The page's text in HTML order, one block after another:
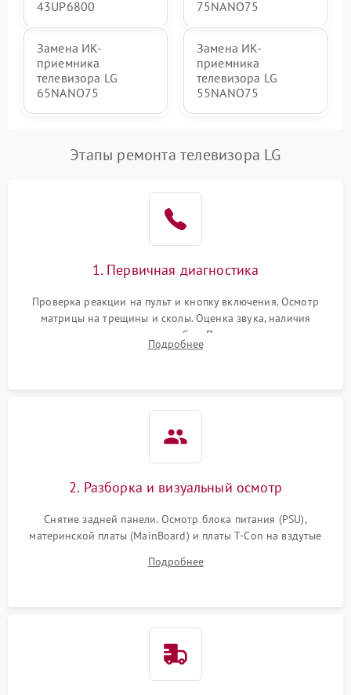
43UP6800 75NANO75
Замена ИК-
приемника
телевизора LG
65NANO75
Замена ИК-
приемника
телевизора LG
55NANO75
Этапы ремонта телевизора LG
1. Первичная диагностика
Проверка реакции на пульт и кнопку включения. Осмотр
матрицы на трещины и сколы. Оценка звука, наличия
подсветки и индикаторов ошибок. Подключение тестовых
источников сигнала для выявления симптомов поломки.
Подробнее
2. Разборка и визуальный осмотр
Снятие задней панели. Осмотр блока питания (PSU),
материнской платы (MainBoard) и платы T-Con на вздутые
Проверка надежности фиксации и целостности шлейфов.
Подробнее